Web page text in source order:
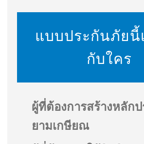
แบบประกันภัยนี้
กับใคร
ผู้ที่ต้องการสร้างหลัก
ยามเกษียณ